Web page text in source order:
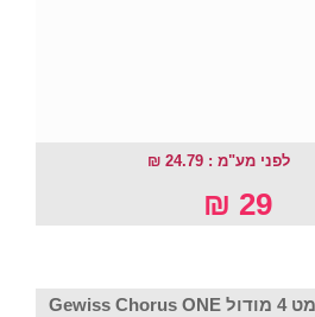
לפני מע"מ : 24.79 ₪
29 ₪
מסגרת מלבנית שחור מט 4 מודול Gewiss Chorus ONE